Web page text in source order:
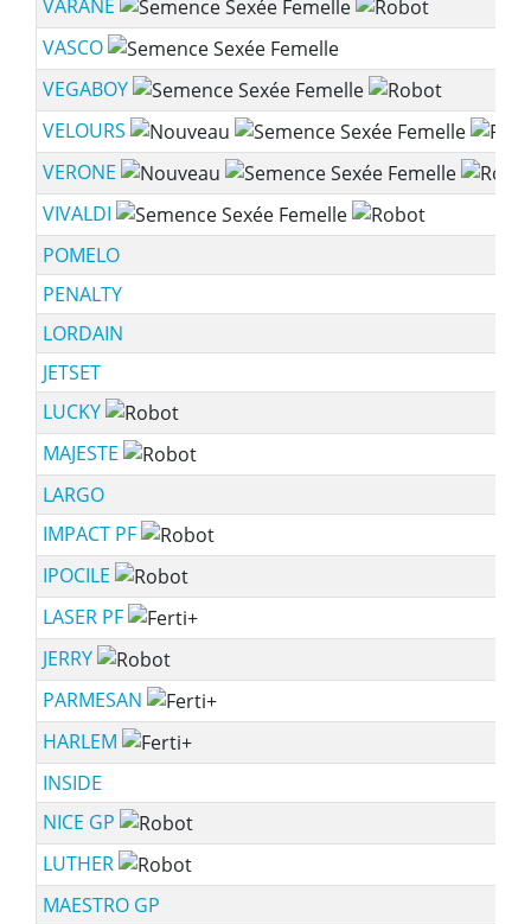
VARANE
VASCO
VEGABOY
VELOURS
VERONE
VIVALDI
POMELO
PENALTY
LORDAIN
JETSET
LUCKY
MAJESTE
LARGO
IMPACT PF
IPOCILE
LASER PF
JERRY
PARMESAN
HARLEM
INSIDE
NICE GP
LUTHER
MAESTRO GP